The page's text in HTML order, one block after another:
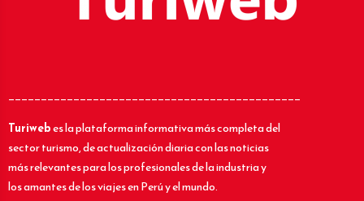
_____________________________________________
Turiwebes la plataforma informativa más completa del
sector turismo, de actualización diaria con las noticias
más relevantes para los profesionales de la industria y
los amantes de los viajes en Perú y el mundo.